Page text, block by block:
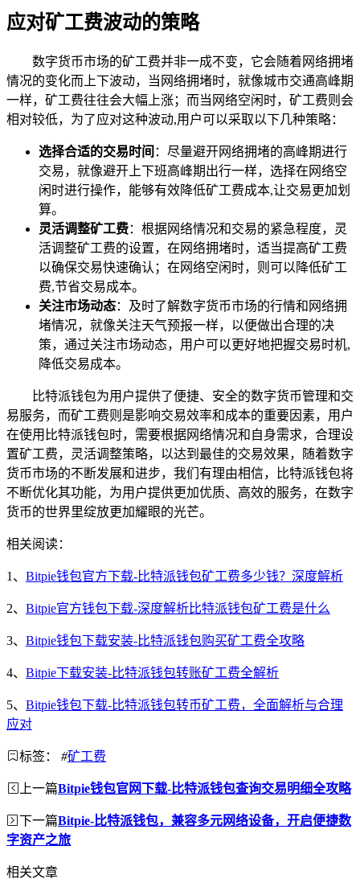
应对矿工费波动的策略
数字货币市场的矿工费并非一成不变，它会随着网络拥堵
情况的变化而上下波动，当网络拥堵时，就像城市交通高峰期
一样，矿工费往往会大幅上涨；而当网络空闲时，矿工费则会
相对较低，为了应对这种波动,用户可以采取以下几种策略：
选择合适的交易时间 ：尽量避开网络拥堵的高峰期进行
交易，就像避开上下班高峰期出行一样，选择在网络空
闲时进行操作，能够有效降低矿工费成本,让交易更加划
算。
灵活调整矿工费：根据网络情况和交易的紧急程度，灵
活调整矿工费的设置，在网络拥堵时，适当提高矿工费
以确保交易快速确认；在网络空闲时，则可以降低矿工
费,节省交易成本。
关注市场动态：及时了解数字货币市场的行情和网络拥
堵情况，就像关注天气预报一样，以便做出合理的决
策，通过关注市场动态，用户可以更好地把握交易时机,
降低交易成本。
比特派钱包为用户提供了便捷、安全的数字货币管理和交
易服务，而矿工费则是影响交易效率和成本的重要因素，用户
在使用比特派钱包时，需要根据网络情况和自身需求，合理设
置矿工费，灵活调整策略，以达到最佳的交易效果，随着数字
货币市场的不断发展和进步，我们有理由相信，比特派钱包将
不断优化其功能，为用户提供更加优质、高效的服务，在数字
货币的世界里绽放更加耀眼的光芒。
相关阅读：
1、 Bitpie钱包官方下载-比特派钱包矿工费多少钱？深度解析
2、 Bitpie官方钱包下载-深度解析比特派钱包矿工费是什么
3、 Bitpie钱包下载安装-比特派钱包购买矿工费全攻略
4、 Bitpie下载安装-比特派钱包转账矿工费全解析
5、 Bitpie钱包下载-比特派钱包转币矿工费，全面解析与合理
应对
标签： #矿工费
上一篇Bitpie钱包官网下载-比特派钱包查询交易明细全攻略
下一篇Bitpie-比特派钱包，兼容多元网络设备，开启便捷数
字资产之旅
相关文章